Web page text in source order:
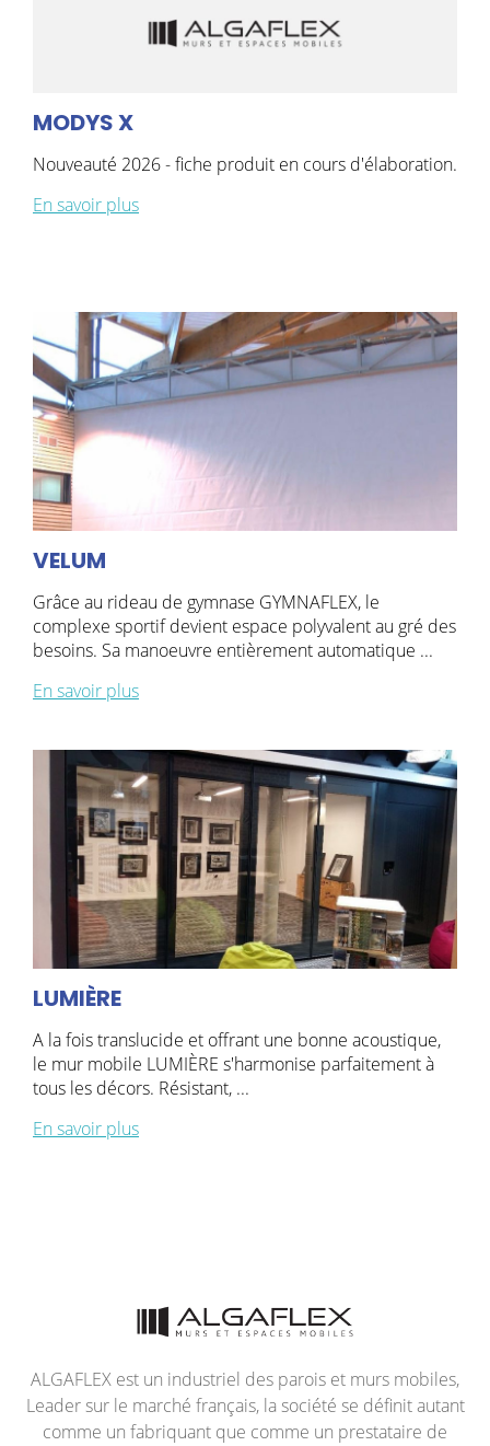
MODYS X
Nouveauté 2026 - fiche produit en cours d'élaboration.
En savoir plus
VELUM
Grâce au rideau de gymnase GYMNAFLEX, le
complexe sportif devient espace polyvalent au gré des
besoins. Sa manoeuvre entièrement automatique ...
En savoir plus
LUMIÈRE
A la fois translucide et offrant une bonne acoustique,
le mur mobile LUMIÈRE s'harmonise parfaitement à
tous les décors. Résistant, ...
En savoir plus
ALGAFLEX est un industriel des parois et murs mobiles,
Leader sur le marché français, la société se définit autant
comme un fabriquant que comme un prestataire de